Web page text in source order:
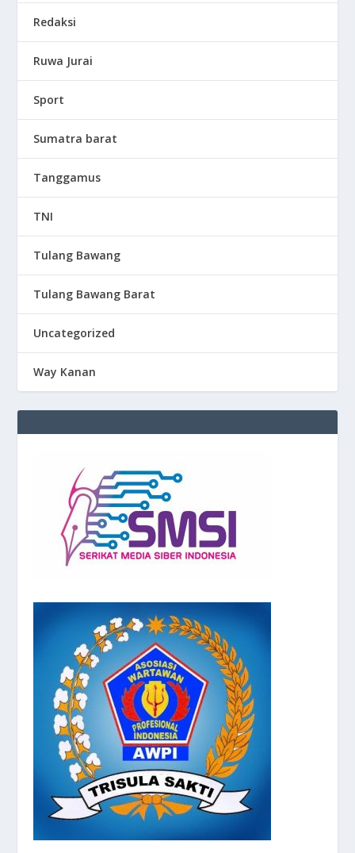
Redaksi
Ruwa Jurai
Sport
Sumatra barat
Tanggamus
TNI
Tulang Bawang
Tulang Bawang Barat
Uncategorized
Way Kanan